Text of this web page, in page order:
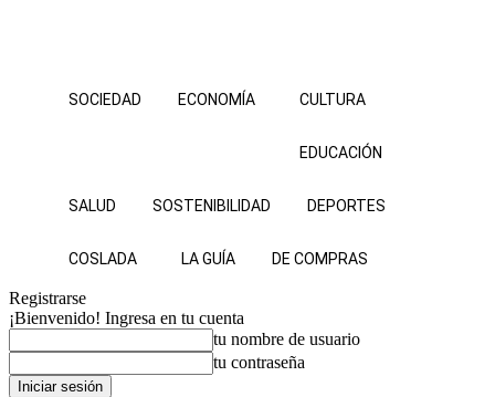
SOCIEDAD ECONOMÍA CULTURA
EDUCACIÓN
SALUD SOSTENIBILIDAD DEPORTES
COSLADA LA GUÍA DE COMPRAS
Registrarse
¡Bienvenido! Ingresa en tu cuenta
tu nombre de usuario
tu contraseña